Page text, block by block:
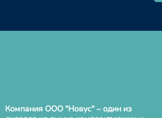
Компания ООО "Новус" – один из